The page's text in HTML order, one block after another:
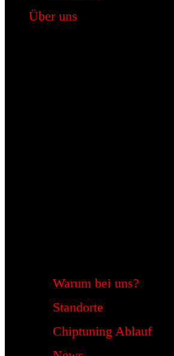
Über uns
Warum bei uns?
Standorte
Chiptuning Ablauf